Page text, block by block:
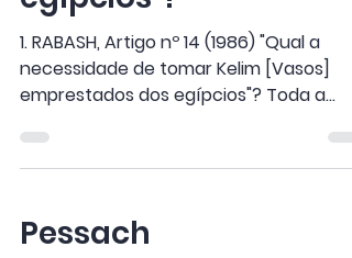
1. RABASH, Artigo nº 14 (1986) "Qual a
necessidade de tomar Kelim [Vasos]
emprestados dos egípcios"? Toda a
Pessach